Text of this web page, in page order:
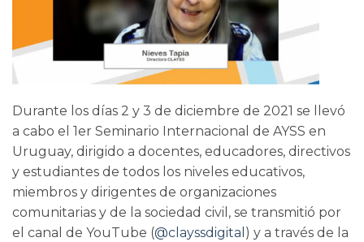
Durante los días 2 y 3 de diciembre de 2021 se llevó
a cabo el 1er Seminario Internacional de AYSS en
Uruguay, dirigido a docentes, educadores, directivos
y estudiantes de todos los niveles educativos,
miembros y dirigentes de organizaciones
comunitarias y de la sociedad civil, se transmitió por
el canal de YouTube (@clayssdigital ) y a través de la